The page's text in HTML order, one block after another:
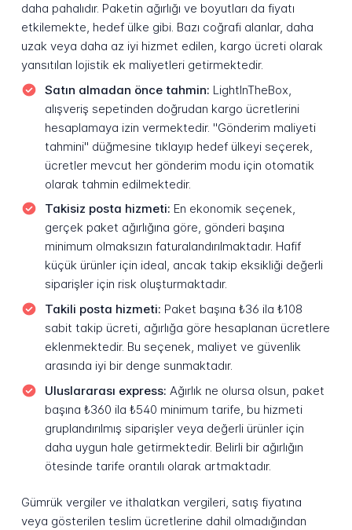
daha pahalıdır. Paketin ağırlığı ve boyutları da fiyatı
etkilemekte, hedef ülke gibi. Bazı coğrafi alanlar, daha
uzak veya daha az iyi hizmet edilen, kargo ücreti olarak
yansıtılan lojistik ek maliyetleri getirmektedir.
Satın almadan önce tahmin: LightInTheBox,
alışveriş sepetinden doğrudan kargo ücretlerini
hesaplamaya izin vermektedir. "Gönderim maliyeti
tahmini" düğmesine tıklayıp hedef ülkeyi seçerek,
ücretler mevcut her gönderim modu için otomatik
olarak tahmin edilmektedir.
Takisiz posta hizmeti: En ekonomik seçenek,
gerçek paket ağırlığına göre, gönderi başına
minimum olmaksızın faturalandırılmaktadır. Hafif
küçük ürünler için ideal, ancak takip eksikliği değerli
siparişler için risk oluşturmaktadır.
Takili posta hizmeti: Paket başına ₺36 ila ₺108
sabit takip ücreti, ağırlığa göre hesaplanan ücretlere
eklenmektedir. Bu seçenek, maliyet ve güvenlik
arasında iyi bir denge sunmaktadır.
Uluslararası express: Ağırlık ne olursa olsun, paket
başına ₺360 ila ₺540 minimum tarife, bu hizmeti
gruplandırılmış siparişler veya değerli ürünler için
daha uygun hale getirmektedir. Belirli bir ağırlığın
ötesinde tarife orantılı olarak artmaktadır.
Gümrük vergiler ve ithalatkan vergileri, satış fiyatına
veya gösterilen teslim ücretlerine dahil olmadığından